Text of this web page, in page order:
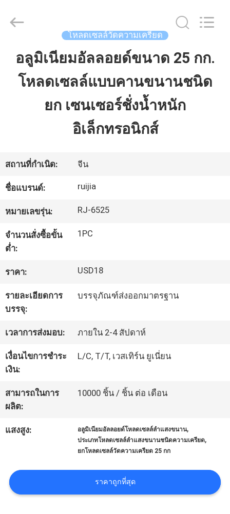
บ้าน
คุณภาพ
ติดต่อ
เรา
ใบ
เสนอ
Measurement
Instruments
Reserved.
โหลดเซลล์วัดความเครียด
อลูมิเนียมอัลลอยด์ขนาด 25 กก.
โหลดเซลล์แบบคานขนานชนิด
ยก เซนเซอร์ชั่งน้ำหนัก
อิเล็กทรอนิกส์
สถานที่กำเนิด: จีน
ชื่อแบรนด์: ruijia
หมายเลขรุ่น: RJ-6525
จำนวนสั่งซื้อขั้น
ต่ำ:
1PC
ราคา: USD18
รายละเอียดการ
บรรจุ:
บรรจุภัณฑ์ส่งออกมาตรฐาน
เวลาการส่งมอบ: ภายใน 2-4 สัปดาห์
เงื่อนไขการชำระ
เงิน:
L/C, T/T, เวสเทิร์น ยูเนี่ยน
สามารถในการ
ผลิต:
10000 ชิ้น / ชิ้น ต่อ เดือน
แสงสูง: อลูมิเนียมอัลลอยด์โหลดเซลล์ลำแสงขนาน,
ประเภทโหลดเซลล์ลำแสงขนานชนิดความเครียด,
ยกโหลดเซลล์วัดความเครียด 25 กก
ราคาถูกที่สุด